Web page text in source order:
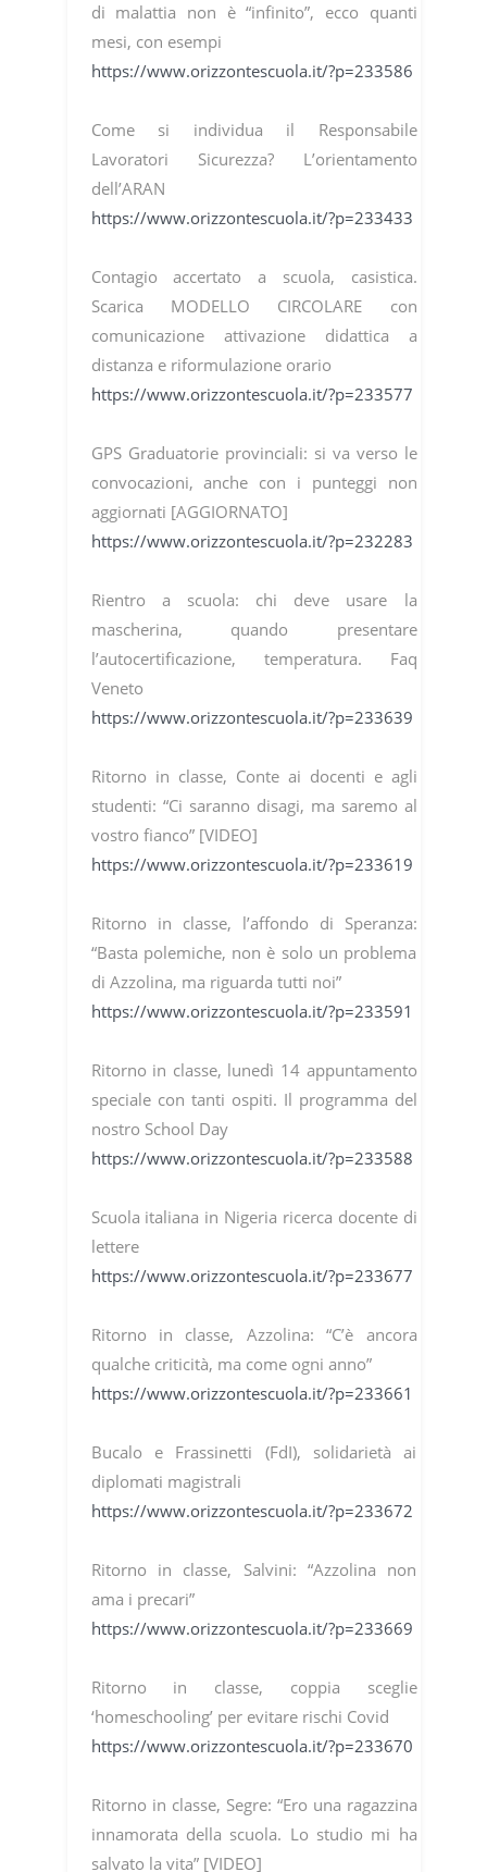
di malattia non è “infinito”, ecco quanti
mesi, con esempi
https://www.orizzontescuola.it/?p=233586
Come si individua il Responsabile
Lavoratori Sicurezza? L’orientamento
dell’ARAN
https://www.orizzontescuola.it/?p=233433
Contagio accertato a scuola, casistica.
Scarica MODELLO CIRCOLARE con
comunicazione attivazione didattica a
distanza e riformulazione orario
https://www.orizzontescuola.it/?p=233577
GPS Graduatorie provinciali: si va verso le
convocazioni, anche con i punteggi non
aggiornati [AGGIORNATO]
https://www.orizzontescuola.it/?p=232283
Rientro a scuola: chi deve usare la
mascherina, quando presentare
l’autocertificazione, temperatura. Faq
Veneto
https://www.orizzontescuola.it/?p=233639
Ritorno in classe, Conte ai docenti e agli
studenti: “Ci saranno disagi, ma saremo al
vostro fianco” [VIDEO]
https://www.orizzontescuola.it/?p=233619
Ritorno in classe, l’affondo di Speranza:
“Basta polemiche, non è solo un problema
di Azzolina, ma riguarda tutti noi”
https://www.orizzontescuola.it/?p=233591
Ritorno in classe, lunedì 14 appuntamento
speciale con tanti ospiti. Il programma del
nostro School Day
https://www.orizzontescuola.it/?p=233588
Scuola italiana in Nigeria ricerca docente di
lettere
https://www.orizzontescuola.it/?p=233677
Ritorno in classe, Azzolina: “C’è ancora
qualche criticità, ma come ogni anno”
https://www.orizzontescuola.it/?p=233661
Bucalo e Frassinetti (FdI), solidarietà ai
diplomati magistrali
https://www.orizzontescuola.it/?p=233672
Ritorno in classe, Salvini: “Azzolina non
ama i precari”
https://www.orizzontescuola.it/?p=233669
Ritorno in classe, coppia sceglie
‘homeschooling’ per evitare rischi Covid
https://www.orizzontescuola.it/?p=233670
Ritorno in classe, Segre: “Ero una ragazzina
innamorata della scuola. Lo studio mi ha
salvato la vita” [VIDEO]